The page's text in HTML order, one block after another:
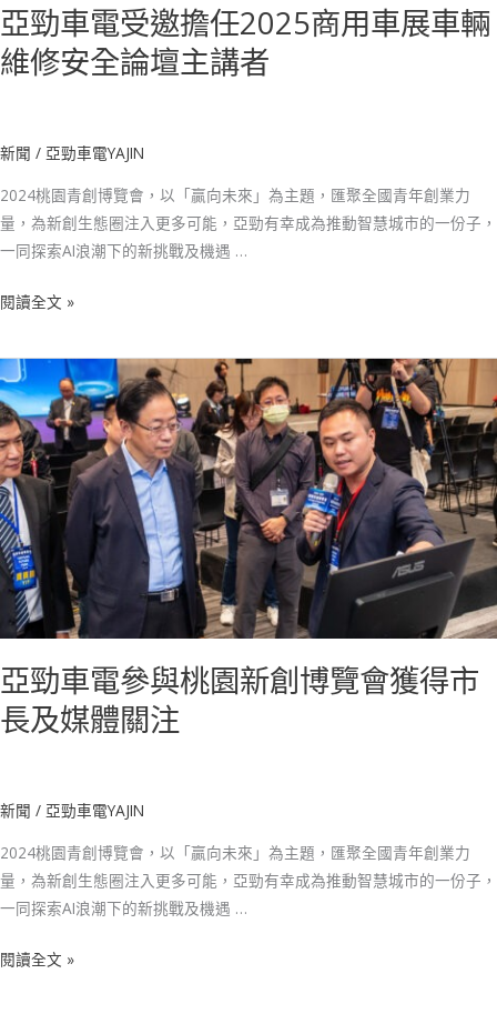
亞勁車電受邀擔任2025商用車展車輛
維修安全論壇主講者
新聞 / 亞勁車電YAJIN
2024桃園青創博覽會，以「贏向未來」為主題，匯聚全國青年創業力
量，為新創生態圈注入更多可能，亞勁有幸成為推動智慧城市的一份子，
一同探索AI浪潮下的新挑戰及機遇 …
車
展
車
修
安
全
主
閱讀全文 »
亞勁車電參與桃園新創博覽會獲得市
長及媒體關注
新聞 / 亞勁車電YAJIN
2024桃園青創博覽會，以「贏向未來」為主題，匯聚全國青年創業力
量，為新創生態圈注入更多可能，亞勁有幸成為推動智慧城市的一份子，
一同探索AI浪潮下的新挑戰及機遇 …
亞
勁
車
電
參
與
桃
園
新
創
覽
會
獲
長
及
媒
注
閱讀全文 »